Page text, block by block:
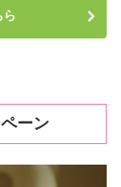
ら
ーン